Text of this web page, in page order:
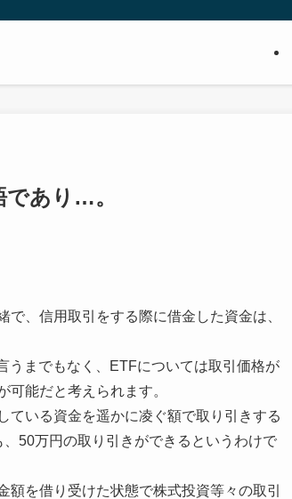
であり…。
、信用取引をする際に借金した資金は、
うまでもなく、ETFについては取引価格が
能だと考えられます。
ている資金を遥かに凌ぐ額で取り引きする
50万円の取り引きができるというわけで
を借り受けた状態で株式投資等々の取引